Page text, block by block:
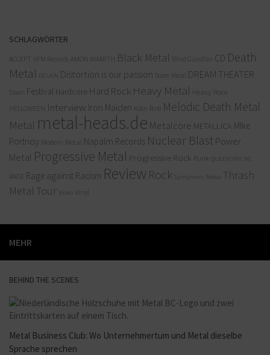
SCHLAGWÖRTER
ACCEPT AFM Records AMON AMARTH Black Metal Blind Guardian CD Death
Metal
DELAIN Distortion is our passion Doom Metal DREAM THEATER
Essen Festival Hardcore Hard Rock Heavy Metal Heavy Rock
HELLOWEEN Interview Iron Maiden Köln live Melodic Death Metal
Metal metal-heads.de Metalcore METALLICA MIke
Portnoy Modern Metal Napalm Records Nuclear Blast Power
Metal Progressive Metal Progressive Rock Punk QUEENSRYCHE
RAGE Rage against Racism Review Rock Symphonic Metal
Thrash
Metal Tour Video Vinyl
MEHR
BEHIND THE SCENES
Metal Business Club: Wo Unternehmertum und Metal dieselbe
Sprache sprechen